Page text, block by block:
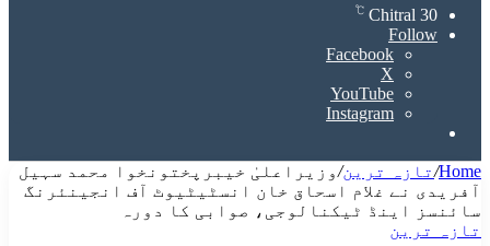
Chitral 30
℃
Follow
Facebook
X
YouTube
Instagram
Home
/تازہ ترین/وزیراعلیٰ خیبرپختونخوا محمد سہیل
آفریدی نے غلام اسحاق خان انسٹیٹیوٹ آف انجینئرنگ
سائنسز اینڈ ٹیکنالوجی، صوابی کا دورہ
تازہ ترین